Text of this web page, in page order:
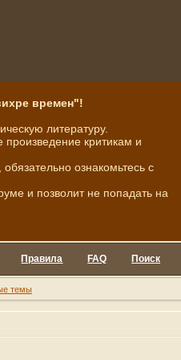
времен"!
литературу.
критикам и
ознакомьтесь с
и позволит не попадать на
Правила FAQ Поиск
темы